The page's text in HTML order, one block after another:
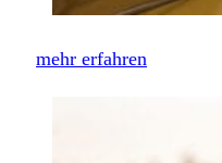
mehr erfahren